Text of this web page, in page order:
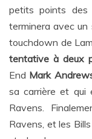
petits points des
terminera avec
touchdown de
tentative à deux
End Mark
sa carrière et qui
Ravens.
Ravens, et les